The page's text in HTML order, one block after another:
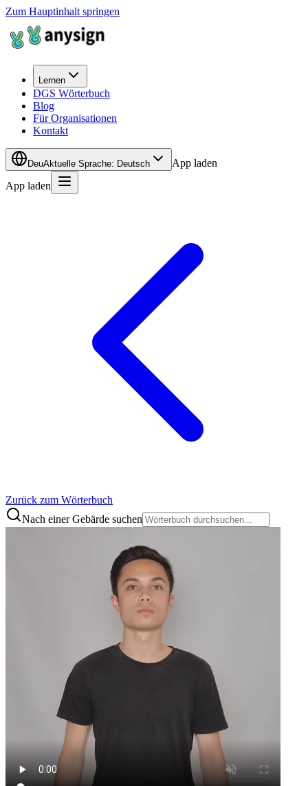
Zum Hauptinhalt springen
Lernen
DGS Wörterbuch
Blog
Für Organisationen
Kontakt
DeuAktuelle Sprache: Deutsch
App laden
App laden
Zurück zum Wörterbuch
Nach einer Gebärde suchen